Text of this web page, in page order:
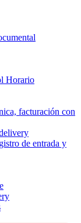
Horario
facturación con
de entrada y